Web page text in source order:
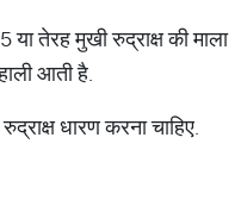
तेरह मुखी रुद्राक्ष की माला
आती है.
धारण करना चाहिए.